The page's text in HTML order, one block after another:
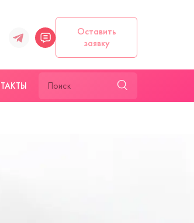
Оставить
заявку